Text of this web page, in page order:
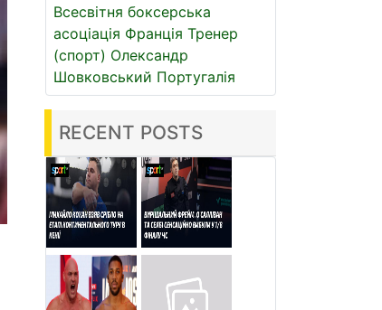
Всесвітня боксерська
асоціація Франція Тренер
(спорт) Олександр
Шовковський Португалія
RECENT POSTS